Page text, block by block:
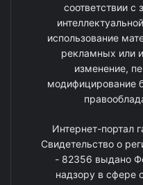
соответствии с
использование
рекламных или
изменение,
модифицирование
Интернет-портал
Свидетельство о
- 82356 выдано
надзору в сфере